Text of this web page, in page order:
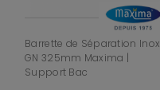
Barrette de Séparation Inox
GN 325mm Maxima |
Support Bac